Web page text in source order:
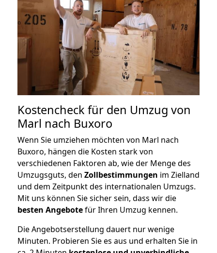
Kostencheck für den Umzug von
Marl nach Buxoro
Wenn Sie umziehen möchten von Marl nach
Buxoro, hängen die Kosten stark von
verschiedenen Faktoren ab, wie der Menge des
Umzugsguts, den Zollbestimmungen im Zielland
und dem Zeitpunkt des internationalen Umzugs.
Mit uns können Sie sicher sein, dass wir die
besten Angebotefür Ihren Umzug kennen.
Die Angebotserstellung dauert nur wenige
Minuten. Probieren Sie es aus und erhalten Sie in